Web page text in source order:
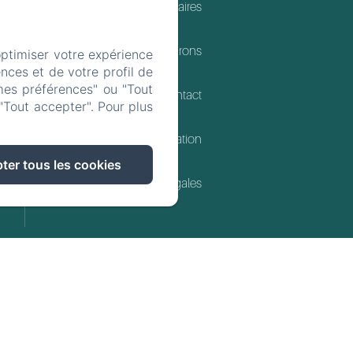
Nos partenaires
Les Environs
Contact
Dispositif de Mediation
Mentions légales
votre expérience
et de votre profil de
préférences" ou "Tout
accepter". Pour plus
tous les cookies